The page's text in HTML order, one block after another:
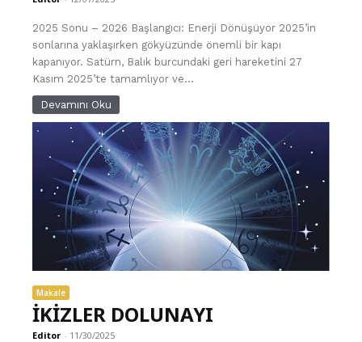
2025 Sonu – 2026 Başlangıcı: Enerji Dönüşüyor 2025’in
sonlarına yaklaşırken gökyüzünde önemli bir kapı
kapanıyor. Satürn, Balık burcundaki geri hareketini 27
Kasım 2025’te tamamlıyor ve...
Devamını Oku
Makale
İKİZLER DOLUNAYI
Editor - 11/30/2025